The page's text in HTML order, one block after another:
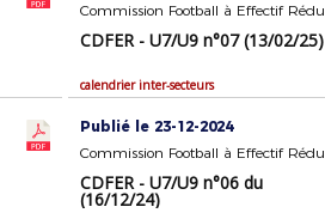
CDFER - U7/U9 n°07 (13/02/25)
calendrier inter-secteurs
Publié le 23-12-2024
CDFER - U7/U9 n°06 du
(16/12/24)